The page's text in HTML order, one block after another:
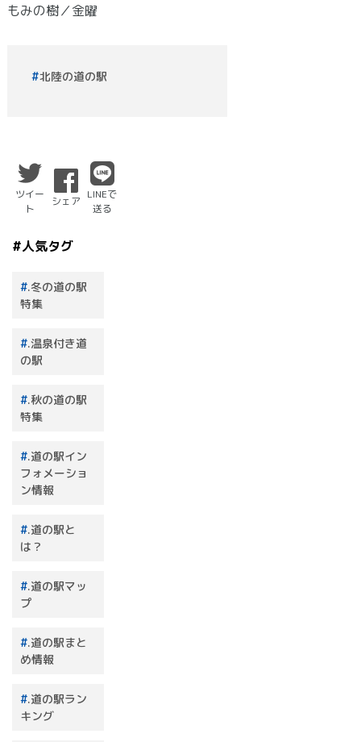
もみの樹／金曜
北陸の道の駅
ツイー
ト
シェア
LINEで
送る
#人気タグ
.冬の道の駅
特集
.温泉付き道
の駅
.秋の道の駅
特集
.道の駅イン
フォメーショ
ン情報
.道の駅と
は？
.道の駅マッ
プ
.道の駅まと
め情報
.道の駅ラン
キング